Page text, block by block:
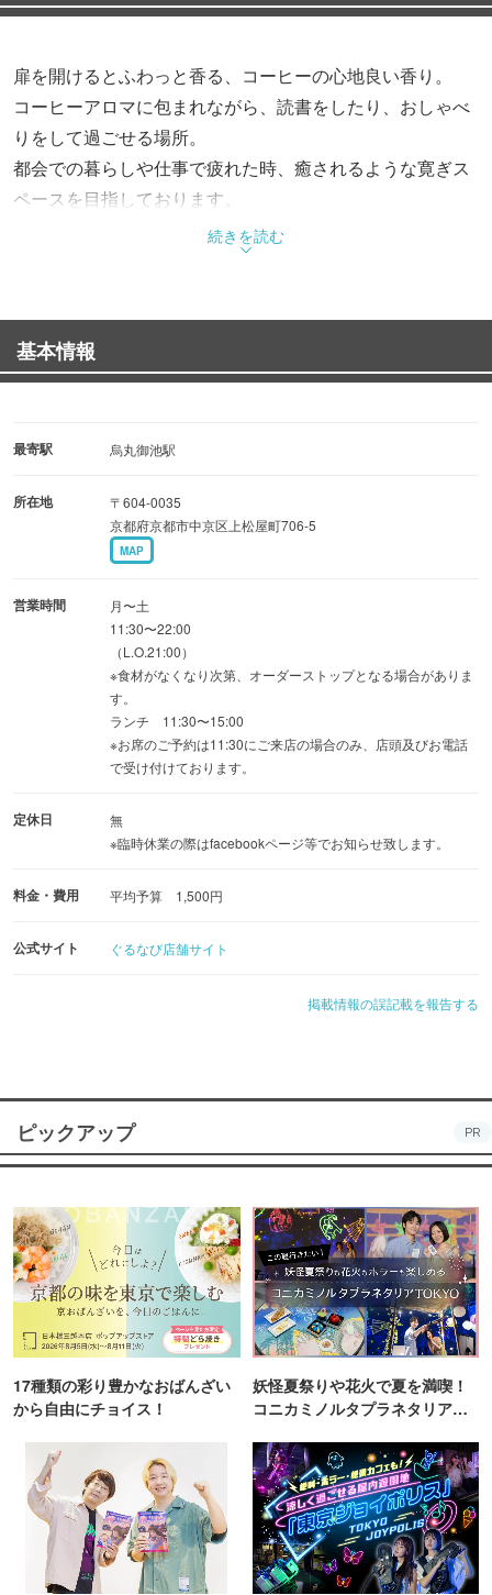
扉を開けるとふわっと香る、コーヒーの心地良い香り。
コーヒーアロマに包まれながら、読書をしたり、おしゃべ
りをして過ごせる場所。
都会での暮らしや仕事で疲れた時、癒されるような寛ぎス
ペースを目指しております。
を使用した
「コロナの玉子サンドイッチ」…680円（税込）
まずはこちらの注文をおすすめします！
お客様それぞれが、素敵な時間を過ごせるように心を込め
スタッフ一同お待ちしております。
続きを読む
基本情報
最寄駅 烏丸御池駅
所在地
〒604-0035
京都府京都市中京区上松屋町706-5
MAP
営業時間
月〜土
11:30〜22:00
（L.O.21:00）
※食材がなくなり次第、オーダーストップとなる場合がありま
す。
ランチ 11:30〜15:00
※お席のご予約は11:30にご来店の場合のみ、店頭及びお電話
で受け付けております。
定休日
無
※臨時休業の際はfacebookページ等でお知らせ致します。
料金・費用 平均予算 1,500円
公式サイト ぐるなび店舗サイト
掲載情報の誤記載を報告する
ピックアップ PR
17種類の彩り豊かなおばんざい
から自由にチョイス！
妖怪夏祭りや花火で夏を満喫！
コニカミノルタプラネタリア